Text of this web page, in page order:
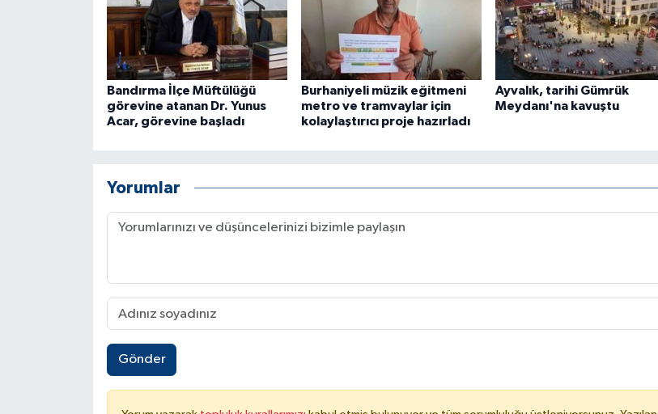
Bandırma İlçe Müftülüğü
görevine atanan Dr. Yunus
Acar, görevine başladı
Burhaniyeli müzik eğitmeni
metro ve tramvaylar için
kolaylaştırıcı proje hazırladı
Ayvalık, tarihi Gümrük
Meydanı'na kavuştu
Yorumlar
Gönder